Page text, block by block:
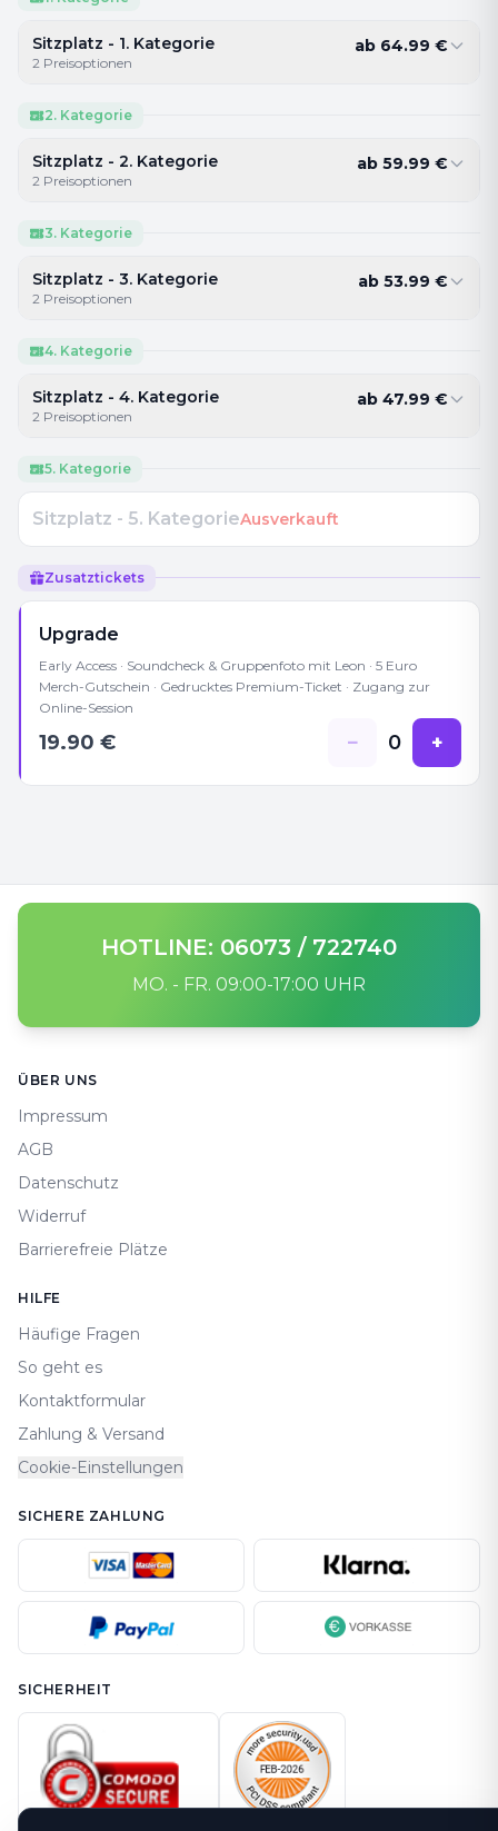
Sitzplatz - 1. Kategorie
2 Preisoptionen
ab 64.99 €
2. Kategorie
Sitzplatz - 2. Kategorie
2 Preisoptionen
ab 59.99 €
3. Kategorie
Sitzplatz - 3. Kategorie
2 Preisoptionen
ab 53.99 €
4. Kategorie
Sitzplatz - 4. Kategorie
2 Preisoptionen
ab 47.99 €
5. Kategorie
Sitzplatz - 5. KategorieAusverkauft
Zusatztickets
Upgrade
Early Access · Soundcheck & Gruppenfoto mit Leon · 5 Euro
Merch-Gutschein · Gedrucktes Premium-Ticket · Zugang zur
Online-Session
19.90 € − 0 +
HOTLINE: 06073 / 722740
MO. - FR. 09:00-17:00 UHR
ÜBER UNS
Impressum
AGB
Datenschutz
Widerruf
Barrierefreie Plätze
HILFE
Häufige Fragen
So geht es
Kontaktformular
Zahlung & Versand
Cookie-Einstellungen
SICHERE ZAHLUNG
SICHERHEIT